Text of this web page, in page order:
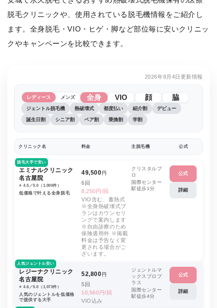
脱毛クリニックや、使用されている脱毛機情報をご紹介し
ます。全身脱毛・VIO・ヒゲ・脚など部位毎に安いクリニッ
クやキャンペーンを比較できます。
2026年8月4日更新情報
レディース メンズ 全身 VIO 顔 脇
ジェントル脱毛機 熱破壊式 都度払い 紹介割 デビュー
誕生日割 シニア割 ペア割 乗換割 学割
クリニック名 料金 主脱毛機 公式
脱毛大手で安い
エミナルクリニック
名古屋院
⭐️ 4.5／5.0（1,000件）
低価格で叶える全身脱毛
49,500円
6回
8,250円/回
VIO含む、蓄熱式
※全身熱破壊式プ
ランはカウンセリ
ングで案内します
※自由診療のため
保険適用外 ※掲載
料金は予告なく変
更される場合がご
ざいます。
クリスタルプ
ロ
国際センター
駅徒歩1分
公式
詳細
人気ジェントル安い
レジーナクリニック
名古屋院
⭐️ 4.6／5.0（1,073件）
人気のジェントルを低価格
で提供する大手
52,800円
5回
10,560円/回
VIO込み
ジェントルマ
ックスプロプ
ラス
国際センター
駅徒歩4分
公式
詳細